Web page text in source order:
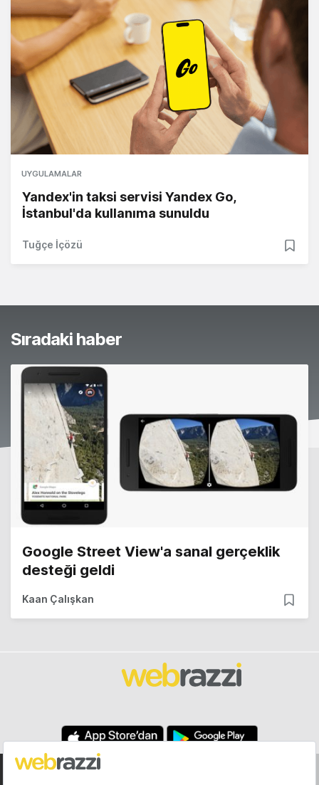
UYGULAMALAR
Yandex'in taksi servisi Yandex Go,
İstanbul'da kullanıma sunuldu
Tuğçe İçözü
Sıradaki haber
Google Street View'a sanal gerçeklik
desteği geldi
Kaan Çalışkan